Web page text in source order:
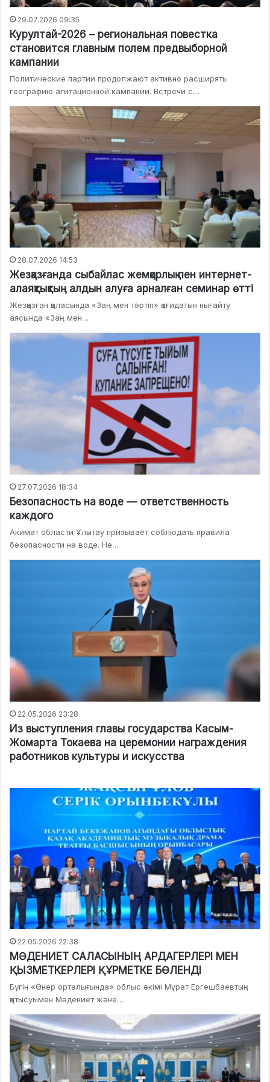
29.07.2026 09:35
Курултай-2026 – региональная повестка
становится главным полем предвыборной
кампании
Политические партии продолжают активно расширять
географию агитационной кампании. Встречи с…
28.07.2026 14:53
Жезқазғанда сыбайлас жемқорлық пен интернет-
алаяқтықтың алдын алуға арналған семинар өтті
Жезқазған қаласында «Заң мен тәртіп» қағидатын нығайту
аясында «Заң мен…
27.07.2026 18:34
Безопасность на воде — ответственность
каждого
Акимат области Ұлытау призывает соблюдать правила
безопасности на воде. Не…
22.05.2026 23:28
Из выступления главы государства Касым-
Жомарта Токаева на церемонии награждения
работников культуры и искусства
22.05.2026 22:38
МӘДЕНИЕТ САЛАСЫНЫҢ АРДАГЕРЛЕРІ МЕН
ҚЫЗМЕТКЕРЛЕРІ ҚҰРМЕТКЕ БӨЛЕНДІ
Бүгін «Өнер орталығында» облыс әкімі Мұрат Ергешбаевтың
қатысуымен Мәдениет және…